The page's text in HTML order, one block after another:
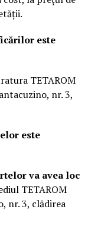
este
TETAROM
nr. 3,
este
va avea loc
TETAROM
nr. 3, clădirea